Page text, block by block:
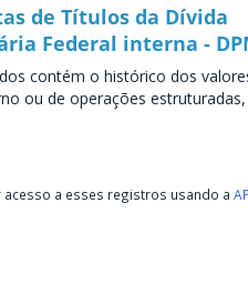
de Títulos da Dívida
Federal interna -
contém o histórico dos
ou de operações estruturadas,
a esses registros usando a